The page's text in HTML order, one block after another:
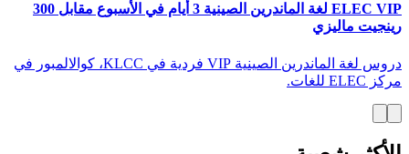
ELEC VIP لغة الماندرين الصينية 3 أيام في الأسبوع مقابل 300
رينجيت ماليزي
دروس لغة الماندرين الصينية VIP فردية في KLCC، كوالالمبور في
مركز ELEC للغات.